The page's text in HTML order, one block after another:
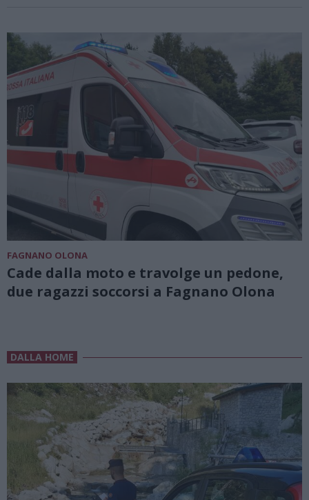
FAGNANO OLONA
Cade dalla moto e travolge un pedone,
due ragazzi soccorsi a Fagnano Olona
DALLA HOME